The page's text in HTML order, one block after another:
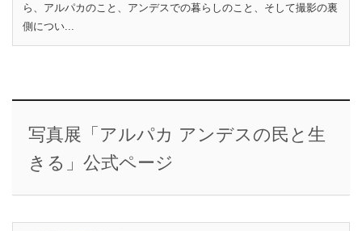
ら、アルパカのこと、アンデスでの暮らしのこと、そして撮影の裏
側につい...
写真展「アルパカ アンデスの民と生
きる」公式ページ